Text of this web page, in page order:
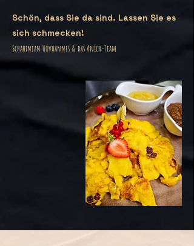
Schön, dass Sie da sind. Lassen Sie es
sich schmecken!
Schahinjan Hovhannes & das Anich-Team